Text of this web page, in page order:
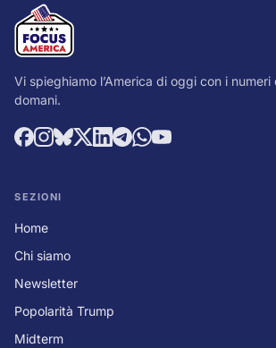
Vi spieghiamo l’America di oggi con i numeri
domani.
SEZIONI
Home
Chi siamo
Newsletter
Popolarità Trump
Midterm